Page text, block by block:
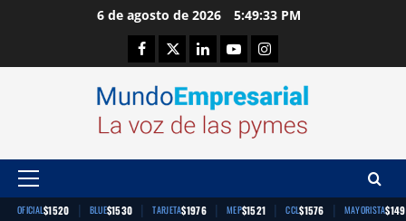
6 de agosto de 2026 5:49:34 PM
Facebook
TwitterLinkedinYoutubeInstagram
Menú
principal
OFICIAL$1520 | BLUE$1530 | TARJETA$1976 | MEP$1521 | CCL$1576 | MAYORISTA